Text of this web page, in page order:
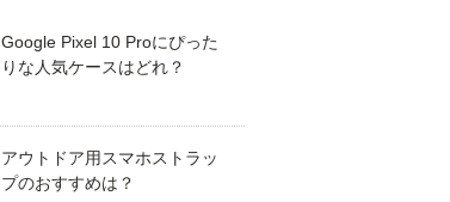
Google Pixel 10 Proにぴった
りな人気ケースはどれ？
アウトドア用スマホストラッ
プのおすすめは？